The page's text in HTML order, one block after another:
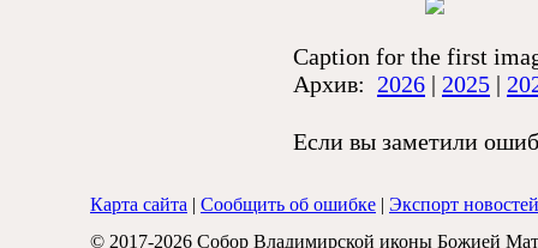
Caption for the first
Архив: 2026 | 2025 |
Если вы заметили
Карта сайта | Сообщить об ошибке | Экспорт новостей
© 2017-2026 Собор Владимирской иконы Божией